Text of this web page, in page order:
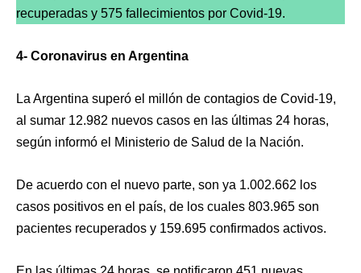
recuperadas y 575 fallecimientos por Covid-19.
4- Coronavirus en Argentina
La Argentina superó el millón de contagios de Covid-19,
al sumar 12.982 nuevos casos en las últimas 24 horas,
según informó el Ministerio de Salud de la Nación.
De acuerdo con el nuevo parte, son ya 1.002.662 los
casos positivos en el país, de los cuales 803.965 son
pacientes recuperados y 159.695 confirmados activos.